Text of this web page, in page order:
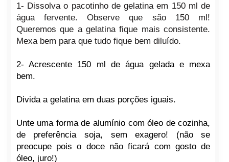
1- Dissolva o pacotinho de gelatina em 150 ml de
água fervente. Observe que são 150 ml!
Queremos que a gelatina fique mais consistente.
Mexa bem para que tudo fique bem diluído.
2- Acrescente 150 ml de água gelada e mexa
bem.
Divida a gelatina em duas porções iguais.
Unte uma forma de alumínio com óleo de cozinha,
de preferência soja, sem exagero! (não se
preocupe pois o doce não ficará com gosto de
óleo, juro!)